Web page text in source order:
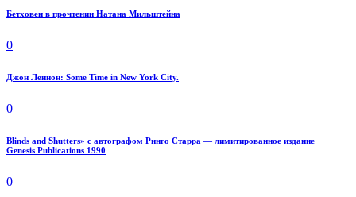
Бетховен в прочтении Натана Мильштейна
0
Джон Леннон: Some Time in New York City.
0
Blinds and Shutters» с автографом Ринго Старра — лимитированное издание
Genesis Publications 1990
0